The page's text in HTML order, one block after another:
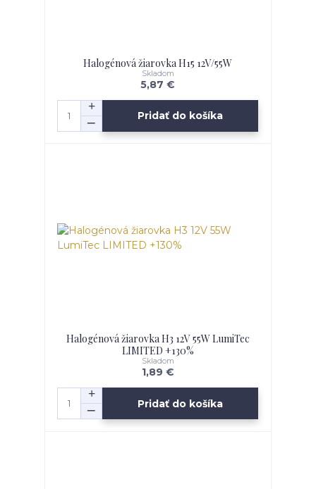
Halogénová žiarovka H15 12V/55W
5,87 €
Skladom
Pridať do košíka
Halogénová žiarovka H3 12V 55W LumiTec
LIMITED +130%
1,89 €
Skladom
Pridať do košíka